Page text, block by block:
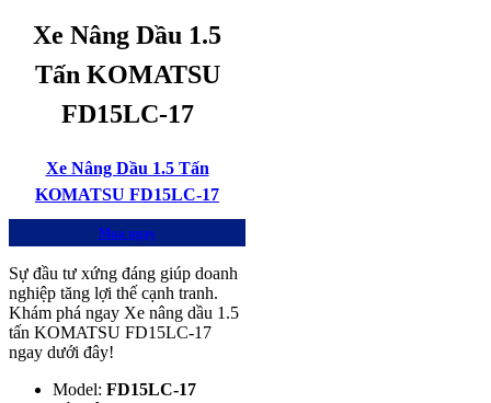
Xe Nâng Dầu 1.5
Tấn KOMATSU
FD15LC-17
Xe Nâng Dầu 1.5 Tấn
KOMATSU FD15LC-17
Mua ngay
Sự đầu tư xứng đáng giúp doanh
nghiệp tăng lợi thế cạnh tranh.
Khám phá ngay Xe nâng dầu 1.5
tấn KOMATSU FD15LC-17
ngay dưới đây!
Model: FD15LC-17